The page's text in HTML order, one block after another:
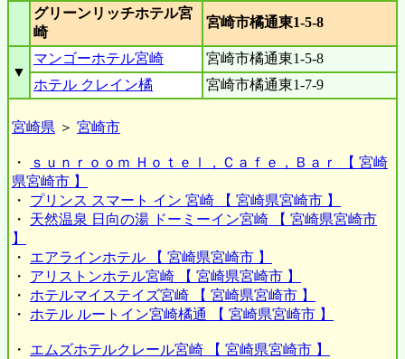
グリーンリッチホテル宮
崎
宮崎市橘通東1-5-8
▼
マンゴーホテル宮崎
宮崎市橘通東1-5-8
ホテル クレイン橘
宮崎市橘通東1-7-9
宮崎県 ＞ 宮崎市
・
ｓｕｎｒｏｏｍ Ｈｏｔｅｌ，Ｃａｆｅ，Ｂａｒ 【 宮崎
県宮崎市 】
・ プリンス スマート イン 宮崎 【 宮崎県宮崎市 】
・ 天然温泉 日向の湯 ドーミーイン宮崎 【 宮崎県宮崎市
】
・ エアラインホテル 【 宮崎県宮崎市 】
・ アリストンホテル宮崎 【 宮崎県宮崎市 】
・ ホテルマイステイズ宮崎 【 宮崎県宮崎市 】
・ ホテル ルートイン宮崎橘通 【 宮崎県宮崎市 】
・ エムズホテルクレール宮崎 【 宮崎県宮崎市 】